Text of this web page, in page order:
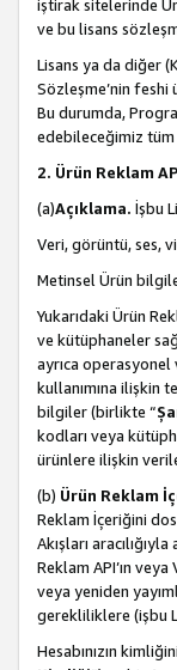
iştirak sitelerinde
ve bu lisans
Lisans ya da diğer
Sözleşme’nin feshi
Bu durumda,
edebileceğimiz tüm
2. Ürün Reklam
(a)Açıklama. İşbu
Veri, görüntü, ses,
Metinsel Ürün
Yukarıdaki Ürün
ve kütüphaneler
ayrıca operasyonel
kullanımına ilişkin
bilgiler (birlikte “
kodları veya
ürünlere ilişkin
(b) Ürün Reklam
Reklam İçeriğini
Akışları
Reklam API’ın
veya yeniden
gerekliliklere (işbu
Hesabınızın